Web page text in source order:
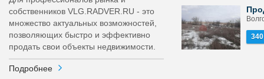
собственников VLG.RADVER.RU - это
множество актуальных возможностей,
позволяющих быстро и эффективно
продать свои объекты недвижимости.
Подробнее